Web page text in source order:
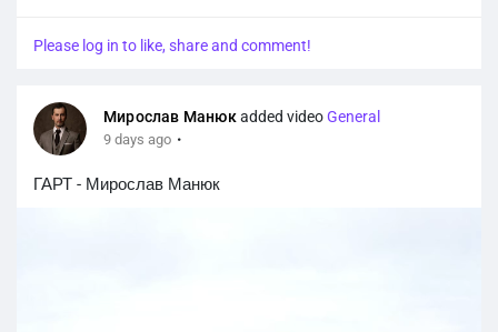
y
Please log in to like, share and comment!
Мирослав Манюкadded videoGeneral
9 days ago ·
ГАРТ - Мирослав Манюк